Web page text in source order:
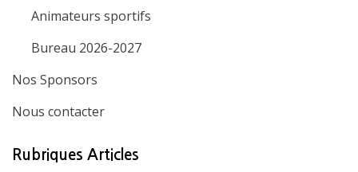
Animateurs sportifs
Bureau 2026-2027
Nos Sponsors
Nous contacter
Rubriques Articles